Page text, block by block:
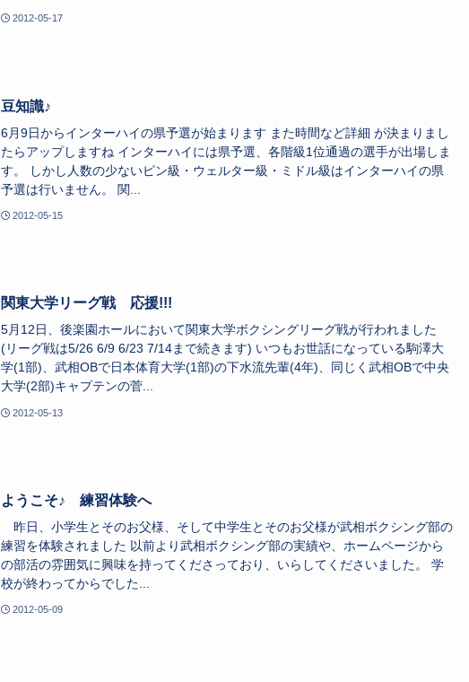
2012-05-17
豆知識♪
6月9日からインターハイの県予選が始まります また時間など詳細 が決まりまし
たらアップしますね インターハイには県予選、各階級1位通過の選手が出場しま
す。 しかし人数の少ないピン級・ウェルター級・ミドル級はインターハイの県
予選は行いません。 関...
2012-05-15
関東大学リーグ戦 応援!!!
5月12日、後楽園ホールにおいて関東大学ボクシングリーグ戦が行われました
(リーグ戦は5/26 6/9 6/23 7/14まで続きます) いつもお世話になっている駒澤大
学(1部)、武相OBで日本体育大学(1部)の下水流先輩(4年)、同じく武相OBで中央
大学(2部)キャプテンの菅...
2012-05-13
ようこそ♪ 練習体験へ
昨日、小学生とそのお父様、そして中学生とそのお父様が武相ボクシング部の
練習を体験されました 以前より武相ボクシング部の実績や、ホームページから
の部活の雰囲気に興味を持ってくださっており、いらしてくださいました。 学
校が終わってからでした...
2012-05-09